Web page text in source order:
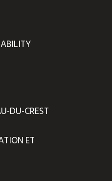
DU-CREST
ET